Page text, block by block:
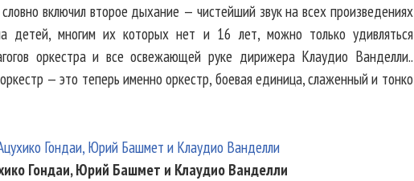
включил второе дыхание — чистейший звук на всех произведениях
детей, многим их которых нет и 16 лет, можно только удивляться
оркестра и все освежающей руке дирижера Клаудио Ванделли..
— это теперь именно оркестр, боевая единица, слаженный и тонко
Гондаи, Юрий Башмет и Клаудио Ванделли